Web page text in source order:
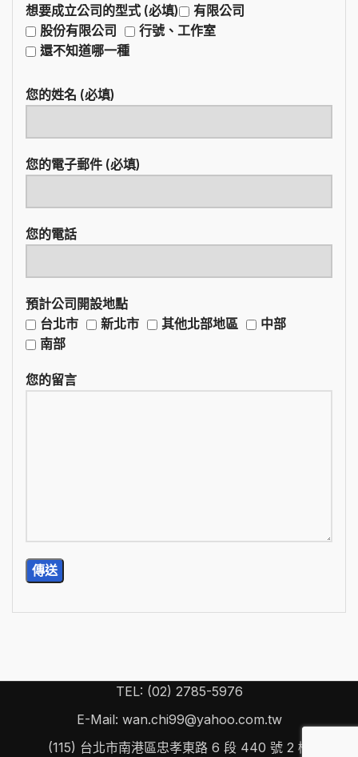
想要成立公司的型式 (必填)
有限公司
股份有限公司
行號、工作室
還不知道哪一種
您的姓名 (必填)
您的電子郵件 (必填)
您的電話
預計公司開設地點
台北市
新北市 其他北部地區
中部
南部
您的留言
TEL: (02) 2785-5976
E-Mail: wan.chi99@yahoo.com.tw
(115) 台北市南港區忠孝東路 6 段 440 號 2 樓